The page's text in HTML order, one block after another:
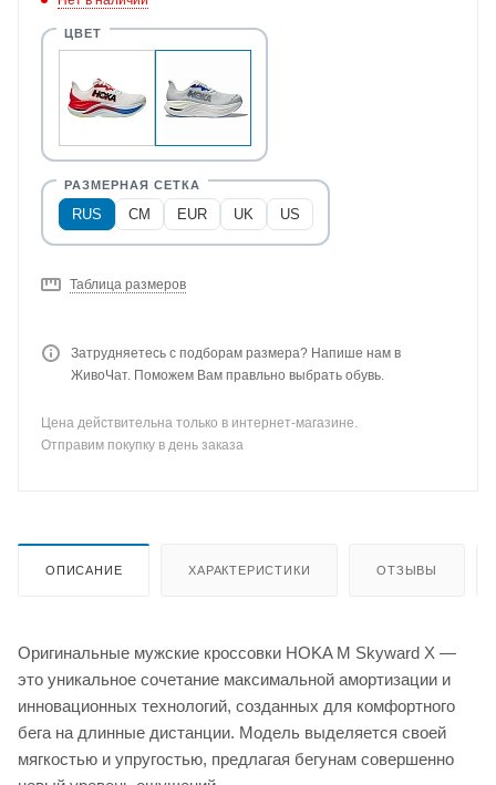
RUS CM EUR UK US
Таблица размеров
Затрудняетесь с подборам размера? Напише нам в
ЖивоЧат. Поможем Вам правльно выбрать обувь.
Цена действительна только в интернет-магазине.
Отправим покупку в день заказа
ОПИСАНИЕ ХАРАКТЕРИСТИКИ ОТЗЫВЫ
Оригинальные мужские кроссовки HOKA M Skyward X —
это уникальное сочетание максимальной амортизации и
инновационных технологий, созданных для комфортного
бега на длинные дистанции. Модель выделяется своей
мягкостью и упругостью, предлагая бегунам совершенно